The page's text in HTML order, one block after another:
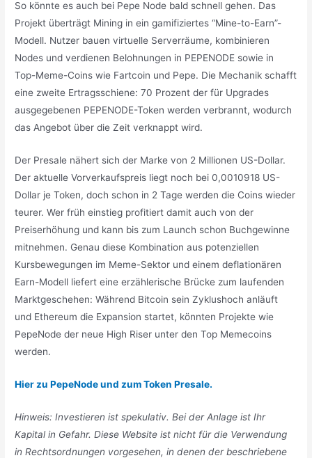
So könnte es auch bei Pepe Node bald schnell gehen. Das
Projekt überträgt Mining in ein gamifiziertes “Mine-to-Earn”-
Modell. Nutzer bauen virtuelle Serverräume, kombinieren
Nodes und verdienen Belohnungen in PEPENODE sowie in
Top-Meme-Coins wie Fartcoin und Pepe. Die Mechanik schafft
eine zweite Ertragsschiene: 70 Prozent der für Upgrades
ausgegebenen PEPENODE-Token werden verbrannt, wodurch
das Angebot über die Zeit verknappt wird.
Der Presale nähert sich der Marke von 2 Millionen US-Dollar.
Der aktuelle Vorverkaufspreis liegt noch bei 0,0010918 US-
Dollar je Token, doch schon in 2 Tage werden die Coins wieder
teurer. Wer früh einstieg profitiert damit auch von der
Preiserhöhung und kann bis zum Launch schon Buchgewinne
mitnehmen. Genau diese Kombination aus potenziellen
Kursbewegungen im Meme-Sektor und einem deflationären
Earn-Modell liefert eine erzählerische Brücke zum laufenden
Marktgeschehen: Während Bitcoin sein Zyklushoch anläuft
und Ethereum die Expansion startet, könnten Projekte wie
PepeNode der neue High Riser unter den Top Memecoins
werden.
Hier zu PepeNode und zum Token Presale.
Hinweis: Investieren ist spekulativ. Bei der Anlage ist Ihr
Kapital in Gefahr. Diese Website ist nicht für die Verwendung
in Rechtsordnungen vorgesehen, in denen der beschriebene